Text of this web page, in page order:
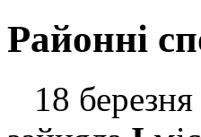
Районні
18